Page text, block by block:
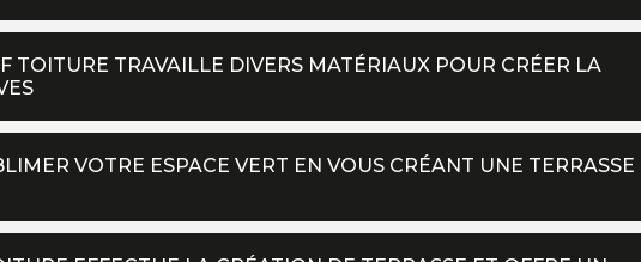
TOITURE TRAVAILLE DIVERS MATÉRIAUX POUR CRÉER LA
VOTRE ESPACE VERT EN VOUS CRÉANT UNE TERRASSE